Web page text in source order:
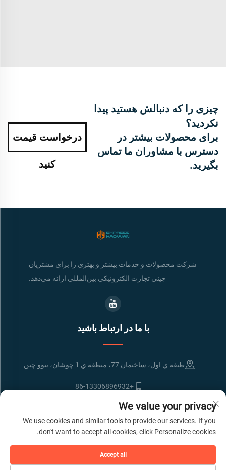
چیزی را که دنبالش هستید پیدا
نکردید؟
برای محصولات بیشتر در
دسترس با مشاوران ما تماس
بگیرید.
درخواست قیمت
کنید
شرکت محصولات و خدمات بیشتر و بهتری را برای مشتریان
چینی تجارت الکترونیکی بین‌المللی ارائه می‌دهد.
با ما در ارتباط باشید
طبقه ي اول، ساختمان 77، منطقه ي 1 چوشان، ييوو چين
+86-13306896932
[email protected]
حق چاپ © شرکت انتقال حمل و نقل بین المللی ییوو لیانباو
سیاست حفظ حریم
خصوصی
We value your privacy
We use cookies and similar tools to provide our services. If you
don't want to accept all cookies, click Personalize cookies.
Accept all